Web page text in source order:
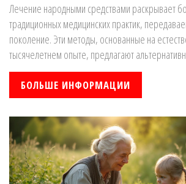
Лечение народными средствами раскрывает
традиционных медицинских практик,
поколение. Эти методы, основанные на
тысячелетнем опыте, предлагают
оздоровлению. Они включают в себя
эфирных масел и других натуральных
облегчить симптомы и поддержать тело в
Мы рассмотрим популярные рецепты и
также уделим внимание безопасности и
средств.
БОЛЬШЕ ИНФОРМАЦИИ